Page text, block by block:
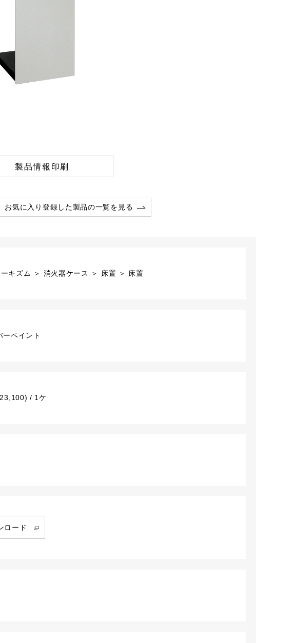
製品情報印刷
お気に入り登録した製品の一覧を見る
キズム ＞ 消火器ケース ＞ 床置 ＞ 床置
ーペイント
/ 1ケ
ロード